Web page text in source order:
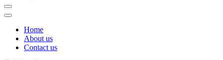
Home
About us
Contact us